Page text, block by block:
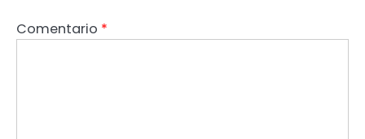
Comentario *